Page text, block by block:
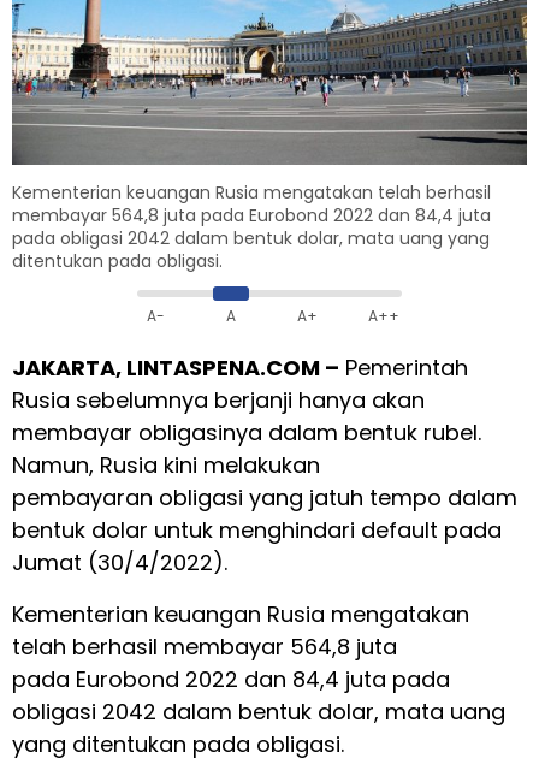
Kementerian keuangan Rusia mengatakan telah berhasil
membayar 564,8 juta pada Eurobond 2022 dan 84,4 juta
pada obligasi 2042 dalam bentuk dolar, mata uang yang
ditentukan pada obligasi.
A- A A+ A++
JAKARTA, LINTASPENA.COM – Pemerintah
Rusia sebelumnya berjanji hanya akan
membayar obligasinya dalam bentuk rubel.
Namun, Rusia kini melakukan
pembayaran obligasi yang jatuh tempo dalam
bentuk dolar untuk menghindari default pada
Jumat (30/4/2022).
Kementerian keuangan Rusia mengatakan
telah berhasil membayar 564,8 juta
pada Eurobond 2022 dan 84,4 juta pada
obligasi 2042 dalam bentuk dolar, mata uang
yang ditentukan pada obligasi.